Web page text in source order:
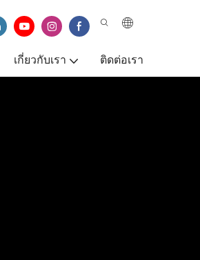
เกี่ยวกับเรา ติดต่อเรา